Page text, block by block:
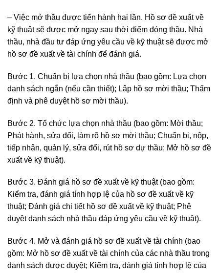
– Việc mở thầu được tiến hành hai lần. Hồ sơ đề xuất về
kỹ thuật sẽ được mở ngay sau thời điểm đóng thầu. Nhà
thầu, nhà đầu tư đáp ứng yêu cầu về kỹ thuật sẽ được mở
hồ sơ đề xuất về tài chính để đánh giá.
Bước 1. Chuẩn bị lựa chọn nhà thầu (bao gồm: Lựa chọn
danh sách ngắn (nếu cần thiết); Lập hồ sơ mời thầu; Thẩm
định và phê duyệt hồ sơ mời thầu).
Bước 2. Tổ chức lựa chọn nhà thầu (bao gồm: Mời thầu;
Phát hành, sửa đổi, làm rõ hồ sơ mời thầu; Chuẩn bị, nộp,
tiếp nhận, quản lý, sửa đổi, rút hồ sơ dự thầu; Mở hồ sơ đề
xuất về kỹ thuật).
Bước 3. Đánh giá hồ sơ đề xuất về kỹ thuật (bao gồm:
Kiểm tra, đánh giá tính hợp lệ của hồ sơ đề xuất về kỹ
thuật; Đánh giá chi tiết hồ sơ đề xuất về kỹ thuật; Phê
duyệt danh sách nhà thầu đáp ứng yêu cầu về kỹ thuật).
Bước 4. Mở và đánh giá hồ sơ đề xuất về tài chính (bao
gồm: Mở hồ sơ đề xuất về tài chính của các nhà thầu trong
danh sách được duyệt; Kiểm tra, đánh giá tính hợp lệ của